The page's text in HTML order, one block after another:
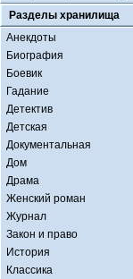
Разделы хранилища
Анекдоты
Биография
Боевик
Гадание
Детектив
Детская
Документальная
Дом
Драма
Женский роман
Журнал
Закон и право
История
Классика